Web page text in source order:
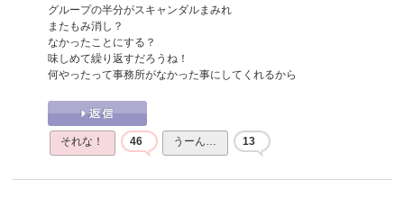
グループの半分がスキャンダルまみれ
またもみ消し？
なかったことにする？
味しめて繰り返すだろうね！
何やったって事務所がなかった事にしてくれるから
それな！ 46 うーん… 13